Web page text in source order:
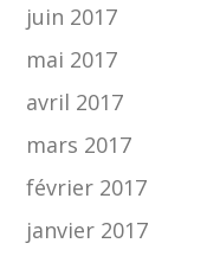
juin 2017
mai 2017
avril 2017
mars 2017
février 2017
janvier 2017